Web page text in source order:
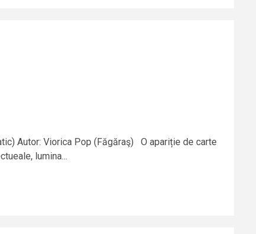
Autor: Viorica Pop (Făgăraş) O apariție de carte
lumina...